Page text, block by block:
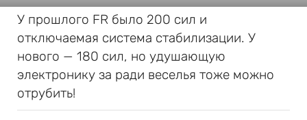
У прошлого FR было 200 сил и
отключаемая система стабилизации. У
нового — 180 сил, но удушающую
электронику за ради веселья тоже можно
отрубить!